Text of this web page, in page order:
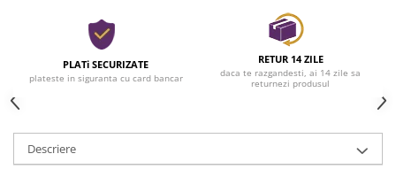
PLATi SECURIZATE
plateste in siguranta cu card bancar
RETUR 14 ZILE
daca te razgandesti, ai 14 zile sa
returnezi produsul
Descriere